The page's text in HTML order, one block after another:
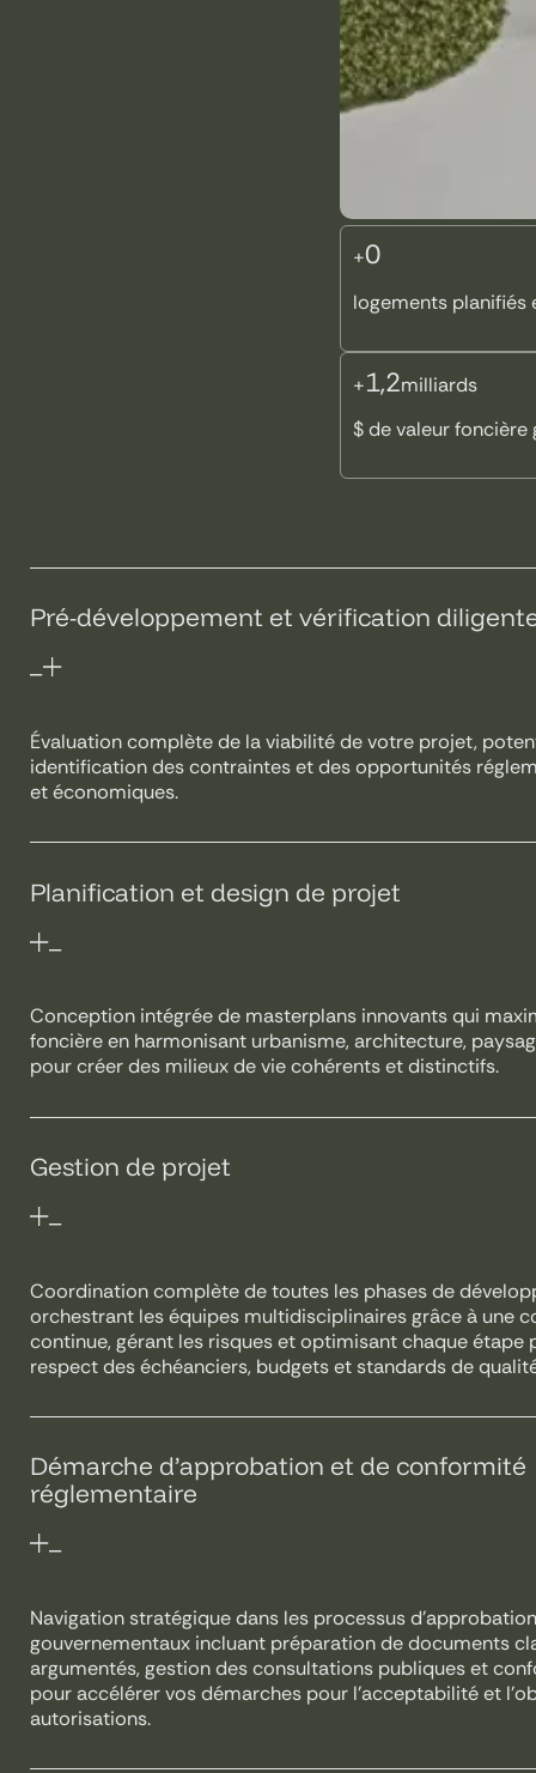
+0
logements planifiés
+1,2milliards
$ de valeur foncière
Pré-développement et vérification
Évaluation complète de la viabilité de votre projet,
identification des contraintes et des opportunités
et économiques.
Planification et design de projet
Conception intégrée de masterplans innovants qui
foncière en harmonisant urbanisme, architecture,
pour créer des milieux de vie cohérents et distinctifs.
Gestion de projet
Coordination complète de toutes les phases de
orchestrant les équipes multidisciplinaires grâce à une
continue, gérant les risques et optimisant chaque étape
respect des échéanciers, budgets et standards de
Démarche d’approbation et de conformité
réglementaire
Navigation stratégique dans les processus
gouvernementaux incluant préparation de documents
argumentés, gestion des consultations publiques et
pour accélérer vos démarches pour l’acceptabilité et
autorisations.